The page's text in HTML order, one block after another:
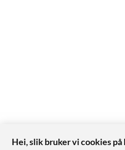
Hei, slik bruker vi cookies